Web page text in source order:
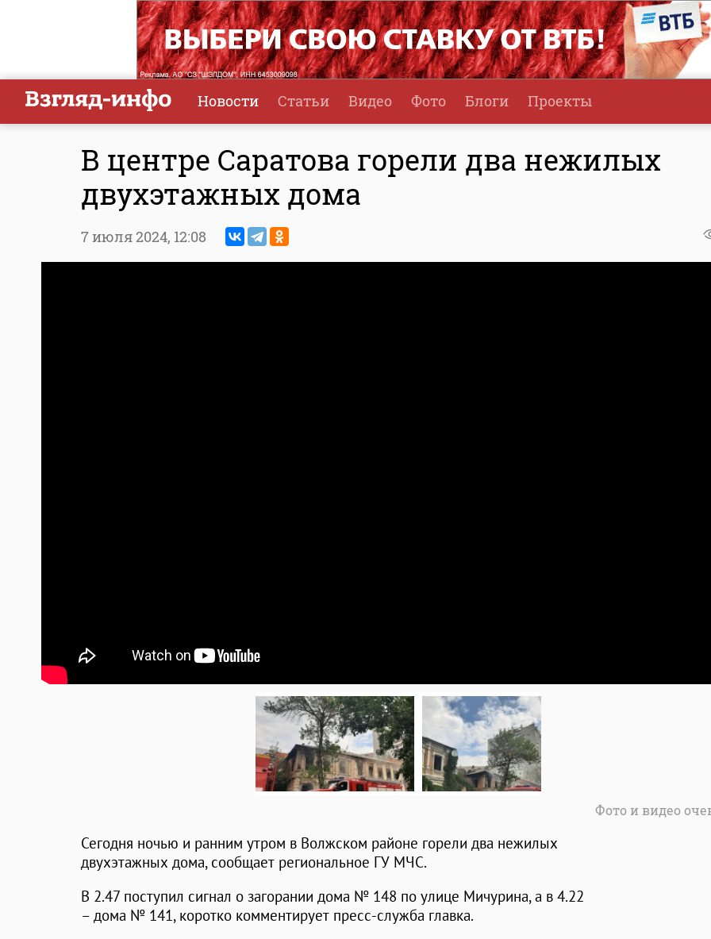
Новости Статьи Видео Фото Блоги Проекты
В центре Саратова горели два нежилых
двухэтажных дома
7 июля 2024, 12:08
Фото и видео
Сегодня ночью и ранним утром в Волжском районе горели два нежилых
двухэтажных дома, сообщает региональное ГУ МЧС.
В 2.47 поступил сигнал о загорании дома № 148 по улице Мичурина, а в 4.22
– дома № 141, коротко комментирует пресс-служба главка.